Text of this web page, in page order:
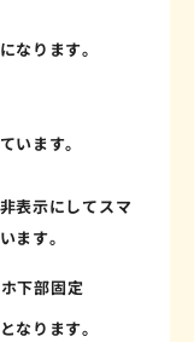
なります。
います。
表示にしてスマ
ます。
なります。